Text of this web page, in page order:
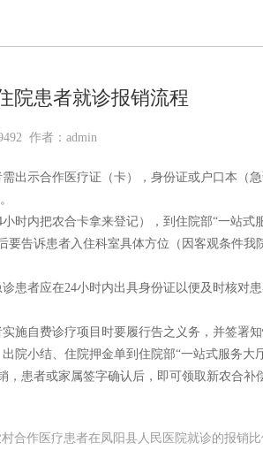
院患者就诊报销流程
作者：admin
出示合作医疗证（卡），身份证或户口本（
时内把农合卡拿来登记），到住院部“一站式
告诉患者入住科室具体方位（因客观条件我
患者应在24小时内出具身份证以便及时核对
施自费诊疗项目时要履行告之义务，并签署知
院小结、住院押金单到住院部“一站式服务大
患者或家属签字确认后，即可领取新农合补
合作医疗患者在凤阳县人民医院就诊的报销比